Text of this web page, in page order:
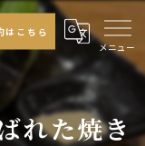
はこちら
れた焼き